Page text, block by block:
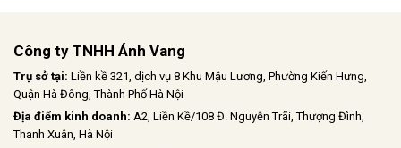
Công ty TNHH Ánh Vang
Trụ sở tại: Liền kề 321, dịch vụ 8 Khu Mậu Lương, Phường Kiến Hưng,
Quận Hà Đông, Thành Phố Hà Nội
Địa điểm kinh doanh: A2, Liền Kề/108 Đ. Nguyễn Trãi, Thượng Đình,
Thanh Xuân, Hà Nội